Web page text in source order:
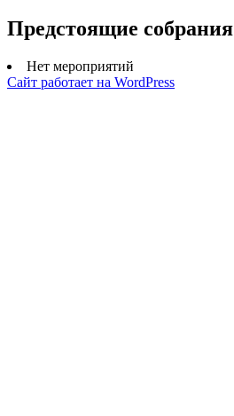
Предстоящие собрания
Нет мероприятий
Сайт работает на WordPress